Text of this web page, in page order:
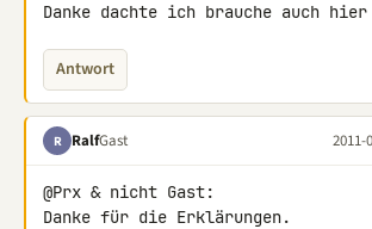
Danke dachte ich brauche auch
Antwort
R RalfGast 2011-
@Prx & nicht Gast:
Danke für die Erklärungen.